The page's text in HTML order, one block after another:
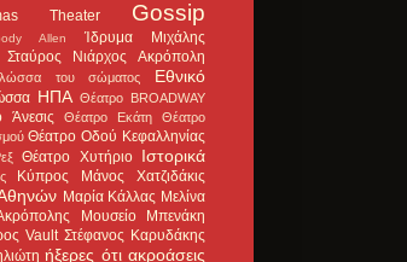
Theater Gossip
Allen
Ίδρυμα Μιχάλης
Νιάρχος Ακρόπολη
του σώματος
Εθνικό
ΗΠΑ Θέατρο BROADWAY
Άνεσις Θέατρο Εκάτη
Θέατρο
Θέατρο Οδού Κεφαλληνίας
Θέατρο Χυτήριο Ιστορικά
Κύπρος Μάνος Χατζιδάκις
Μαρία Κάλλας Μελίνα
Μουσείο Μπενάκη
Vault Στέφανος Καρυδάκης
ήξερες ότι ακροάσεις